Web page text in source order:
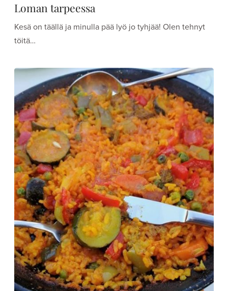
Loman tarpeessa
Kesä on täällä ja minulla pää lyö jo tyhjää! Olen tehnyt
töitä…